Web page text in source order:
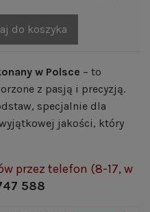
do koszyka
w Polsce – to
z pasją i precyzją.
specjalnie dla
jakości, który
przez telefon (8-17, w
588